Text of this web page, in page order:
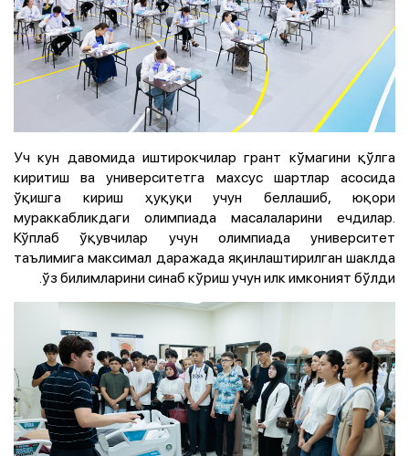
Уч кун давомида иштирокчилар грант кўмагини қўлга
киритиш ва университетга махсус шартлар асосида
ўқишга кириш ҳуқуқи учун беллашиб, юқори
мураккабликдаги олимпиада масалаларини ечдилар.
Кўплаб ўқувчилар учун олимпиада университет
таълимига максимал даражада яқинлаштирилган шаклда
ўз билимларини синаб кўриш учун илк имконият бўлди.